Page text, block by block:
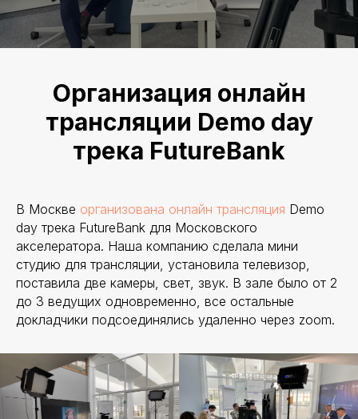
Организация онлайн
трансляции Demo day
трека FutureBank
В Москве организована онлайн трансляция Demo
day трека FutureBank для Московского
акселератора. Наша компанию сделала мини
студию для трансляции, установила телевизор,
поставила две камеры, свет, звук. В зале было от 2
до 3 ведущих одновременно, все остальные
докладчики подсоединялись удаленно через zoom.